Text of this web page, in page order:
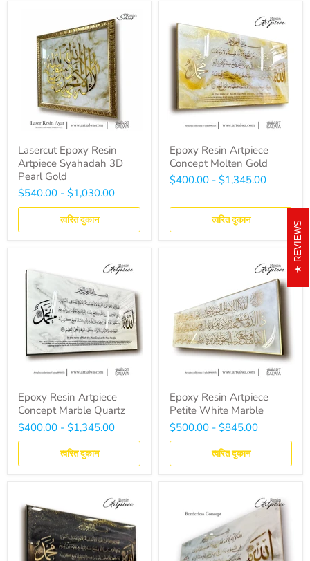
Lasercut Epoxy Resin
Artpiece Syahadah 3D
Pearl Gold
$540.00 - $1,030.00
त्वरित दुकान
Epoxy Resin Artpiece
Concept Molten Gold
$400.00 - $1,345.00
त्वरित दुकान
Epoxy Resin Artpiece
Concept Marble Quartz
$400.00 - $1,345.00
त्वरित दुकान
Epoxy Resin Artpiece
Petite White Marble
$500.00 - $845.00
त्वरित दुकान
REVIEWS